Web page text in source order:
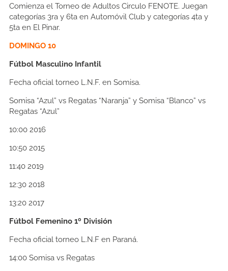
Comienza el Torneo de Adultos Circulo FENOTE. Juegan
categorías 3ra y 6ta en Automóvil Club y categorías 4ta y
5ta en El Pinar.
DOMINGO 10
Fútbol Masculino Infantil
Fecha oficial torneo L.N.F. en Somisa.
Somisa “Azul” vs Regatas “Naranja” y Somisa “Blanco” vs
Regatas “Azul”
10:00 2016
10:50 2015
11:40 2019
12:30 2018
13:20 2017
Fútbol Femenino 1º División
Fecha oficial torneo L.N.F en Paraná.
14:00 Somisa vs Regatas